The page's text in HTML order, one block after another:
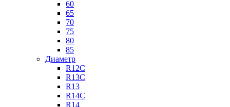
60
65
70
75
80
85
Диаметр
R12C
R13C
R13
R14C
R14